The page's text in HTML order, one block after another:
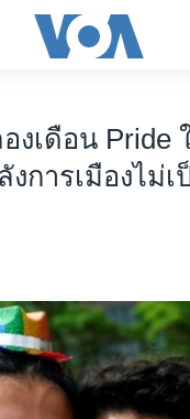
งเดือน Pride
งการเมืองไม่เ